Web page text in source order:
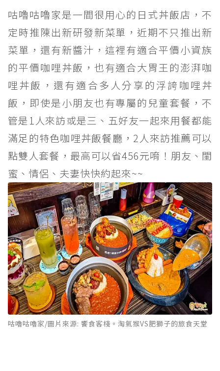
咕嚕咕嚕家是一間很用心的日式丼飯店，不
定時推陳出新研發新菜單，近期不只推出新
菜單，還有新醬汁，這裡有適合平價小資族
的平價咖哩丼飯，也有適合大胃王的澎湃咖
哩丼飯，還有適合多人分享的浮誇咖哩丼
飯，即使是小朋友也有專屬的兒童套餐，不
管是1人來訪或是三、五好友一起來用餐都能
滿足的特色咖哩丼飯餐廳，2人來訪推薦可以
點雙人套餐，最高可以省456元唷！朋友、閨
蜜、情侶、夫妻快快約起來~~
咕嚕咕嚕家/圖片來源: 饗食客棧。淘氣猴VS肥獅子的旅食天堂